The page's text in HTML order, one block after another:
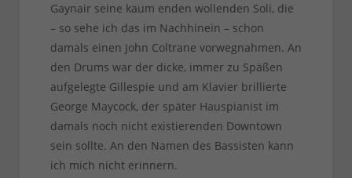
Gaynair seine kaum enden wollenden Soli, die
– so sehe ich das im Nachhinein – schon
damals einen John Coltrane vorwegnahmen. An
den Drums war der dicke, immer zu Späßen
aufgelegte Gillespie und am Klavier brillierte
George Maycock, der später Hauspianist im
damals noch nicht existierenden Downtown
sein sollte. An den Namen des Bassisten kann
ich mich nicht erinnern.